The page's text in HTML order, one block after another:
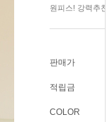
원피스! 강력추천!
판매가
적립금
COLOR